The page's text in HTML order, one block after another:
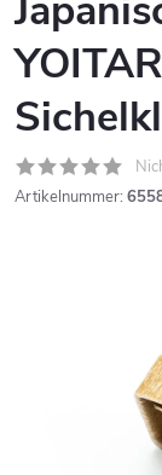
Artikelnummer: